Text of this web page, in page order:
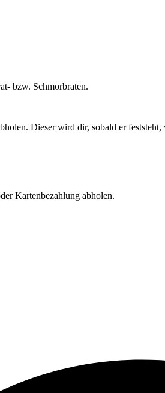
bzw. Schmorbraten.
Dieser wird dir, sobald er
Kartenbezahlung abholen.